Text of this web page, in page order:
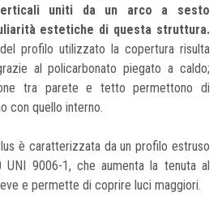
uniti da un arco a sesto
estetiche di questa struttura.
profilo utilizzato la copertura risulta
al policarbonato piegato a caldo;
tra parete e tetto permettono di
con quello interno.
è caratterizzata da un profilo estruso
UNI 9006-1, che aumenta la tenuta al
e permette di coprire luci maggiori.